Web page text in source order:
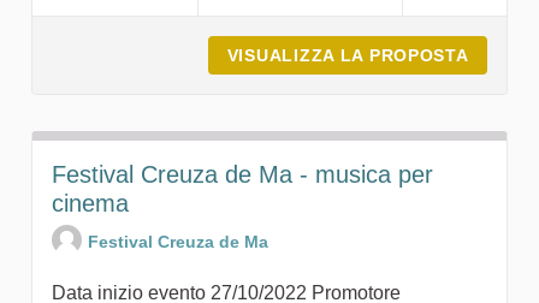
VISUALIZZA LA PROPOSTA
Festival Creuza de Ma - musica per
cinema
Festival Creuza de Ma
Data inizio evento 27/10/2022 Promotore